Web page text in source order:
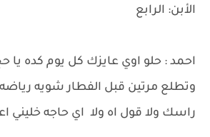
الأبن: الرابع
احمد : حلو اوي عايزك كل يوم كده يا
وتطلع مرتين قبل الفطار شويه
راسك ولا قول اه ولا اي حاجه خليني